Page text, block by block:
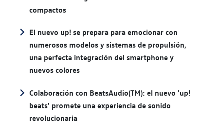
compactos
El nuevo up! se prepara para emocionar con
numerosos modelos y sistemas de propulsión,
una perfecta integración del smartphone y
nuevos colores
Colaboración con BeatsAudio(TM): el nuevo 'up!
beats' promete una experiencia de sonido
revolucionaria